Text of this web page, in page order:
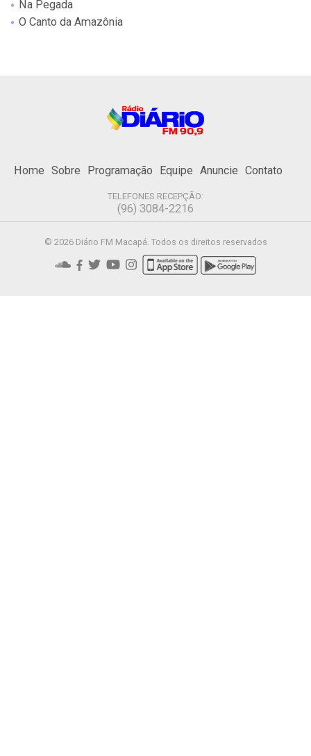
Na Pegada
O Canto da Amazônia
Home Sobre Programação Equipe Anuncie Contato
TELEFONES RECEPÇÃO:
(96) 3084-2216
© 2026 Diário FM Macapá. Todos os direitos reservados